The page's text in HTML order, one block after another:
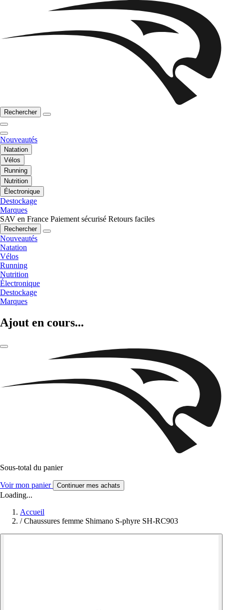
Rechercher
Nouveautés
Natation
Vélos
Running
Nutrition
Électronique
Destockage
Marques
SAV en France Paiement sécurisé Retours faciles
Rechercher
Nouveautés
Natation
Vélos
Running
Nutrition
Électronique
Destockage
Marques
Ajout en cours...
Sous-total du panier
Voir mon panier Continuer mes achats
Loading...
Accueil
/ Chaussures femme Shimano S-phyre SH-RC903